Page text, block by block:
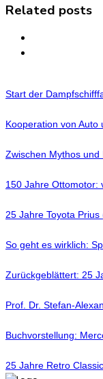
Related posts
Start der
Kooperation von Auto
Zwischen Mythos und
150 Jahre Ottomotor:
25 Jahre Toyota Prius
So geht es wirklich:
Zurückgeblättert: 25
Prof. Dr. Stefan-
Buchvorstellung:
25 Jahre Retro